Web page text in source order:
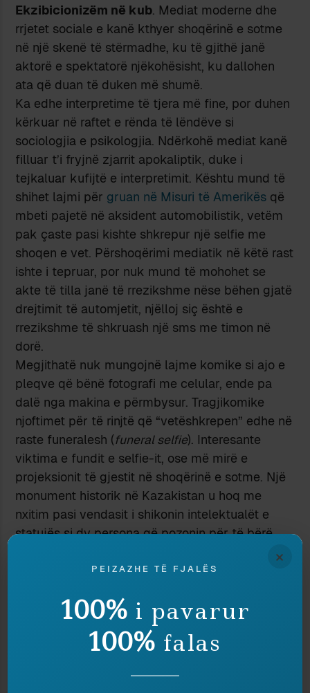
Ekzibicionizëm në kub. Mediat moderne dhe
rrjetet sociale e kanë kthyer shoqërinë e sotme
në një skenë të stërmadhe, ku të gjithë janë
aktorë e spektatorë njëkohësisht, ku dallohen
ata që duan të duken më shumë.
Ka edhe interpretime të tjera më fine, por duhen
kërkuar në raftet e rënda të lëndëve si
sociologjia e psikologjia. Ndërkohë mediat kanë
filluar t’i fryjnë zjarrit apokaliptik, duke i
tejkaluar kufijtë e interpretimit. Kështu mund të
shihet lajmi për gruan në Misuri të Amerikës që
mbeti pajetë në aksident automobilistik, vetëm
pak çaste pasi kishte shkrepur një selfie me
shoqen e vet. Përshoqërimi mediatik në këtë rast
ishte i tepruar, por nuk mund të mohohet se
akte të tilla janë të rrezikshme nëse bëhen gjatë
drejtimit të automjetit, njëlloj siç është e
rrezikshme të shkruash një sms me timon në
dorë.
Megjithatë nuk mungojnë lajme komike si ajo e
pleqve që bënë fotografi me celular, ende pa
dalë nga makina e përmbysur. Tragjikomike
njoftimet për të rinjtë që “vetëshkrepen” edhe në
raste funeralesh (funeral selfie). Interesante
viktima e fundit e selfie-it, ose më mirë e
projeksionit të gjestit në shoqërinë e sotme. Një
monument historik në Kazakistan u hoq me
nxitim pasi vendasit i shikonin intelektualët e
statujës si dy persona që pozonin për të bërë
Lajmin e dhanë edhe mediat e Tiranës,
çka më kujtoi interpretimin që i jepnim dy
tjetrit, që “hijeshonin” dikur bulevardin totalitar
Që kemi të bëjmë me një dukuri globale nuk ka
×
PEIZAZHE TË FJALËS
100% i pavarur
100% falas